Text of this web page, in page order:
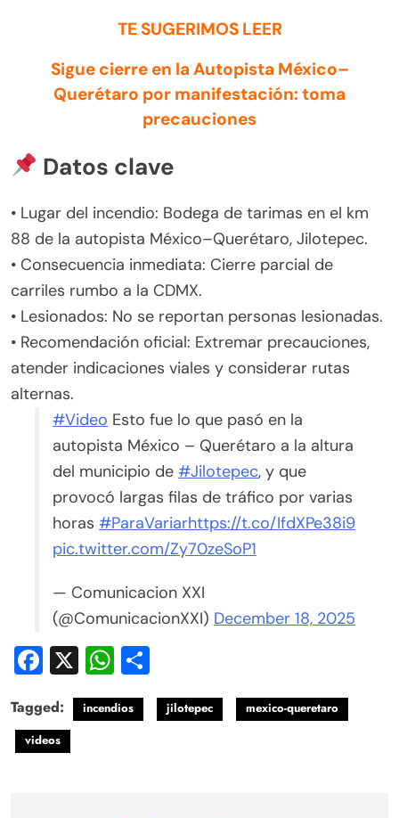
TE SUGERIMOS LEER
Sigue cierre en la Autopista México–
Querétaro por manifestación: toma
precauciones
Datos clave
• Lugar del incendio: Bodega de tarimas en el km
88 de la autopista México–Querétaro, Jilotepec.
• Consecuencia inmediata: Cierre parcial de
carriles rumbo a la CDMX.
• Lesionados: No se reportan personas lesionadas.
• Recomendación oficial: Extremar precauciones,
atender indicaciones viales y considerar rutas
alternas.
#Video Esto fue lo que pasó en la
autopista México – Querétaro a la altura
del municipio de #Jilotepec, y que
provocó largas filas de tráfico por varias
horas #ParaVariarhttps://t.co/IfdXPe38i9
pic.twitter.com/Zy70zeSoP1
— Comunicacion XXI
(@ComunicacionXXI) December 18, 2025
Facebook
X WhatsApp
Tagged: incendios jilotepec
mexico-queretaro
videos